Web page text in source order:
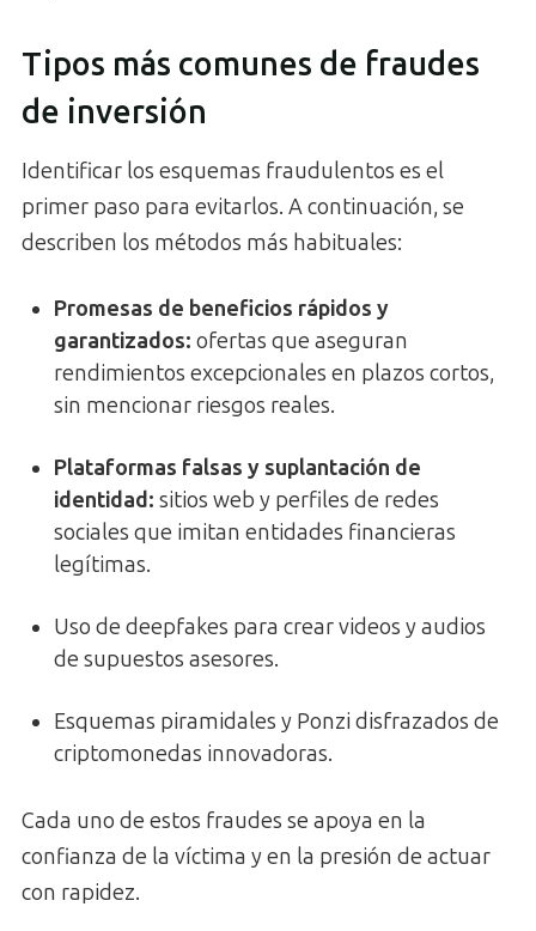
Tipos más comunes de fraudes
de inversión
Identificar los esquemas fraudulentos es el
primer paso para evitarlos. A continuación, se
describen los métodos más habituales:
Promesas de beneficios rápidos y
garantizados: ofertas que aseguran
rendimientos excepcionales en plazos cortos,
sin mencionar riesgos reales.
Plataformas falsas y suplantación de
identidad: sitios web y perfiles de redes
sociales que imitan entidades financieras
legítimas.
Uso de deepfakes para crear videos y audios
de supuestos asesores.
Esquemas piramidales y Ponzi disfrazados de
criptomonedas innovadoras.
Cada uno de estos fraudes se apoya en la
confianza de la víctima y en la presión de actuar
con rapidez.